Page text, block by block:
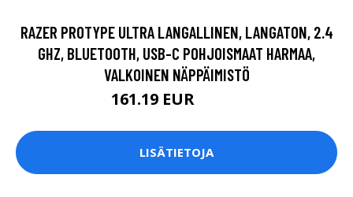
RAZER PROTYPE ULTRA LANGALLINEN, LANGATON, 2.4
GHZ, BLUETOOTH, USB-C POHJOISMAAT HARMAA,
VALKOINEN NÄPPÄIMISTÖ
161.19 EUR
LISÄTIETOJA